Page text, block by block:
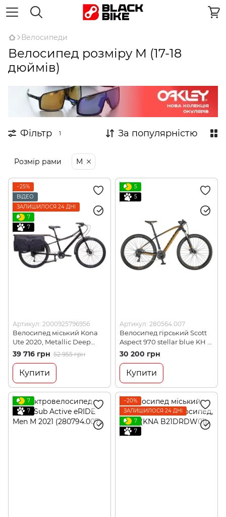
Велосипеди
Велосипед розміру M (17-18
дюймів)
Фільтр 1 За популярністю
Розмір рами M
−25%
ВІДЕО
ЗАЛИШИЛОСЯ 24 ДНІ
7
7
Артикул: 2000925796956
Велосипед міський Kona
Ute 2020, Metallic Deep
Red, M (KNA B20UT18)
39 716 грн 52 955 грн
Купити
5
5
Артикул: 280564.007
Велосипед гірський Scott
Aspect 970 stellar blue KH M
2021 (280564.007)
30 200 грн
Купити
7
7
−20%
ЗАЛИШИЛОСЯ 24 ДНІ
7
7